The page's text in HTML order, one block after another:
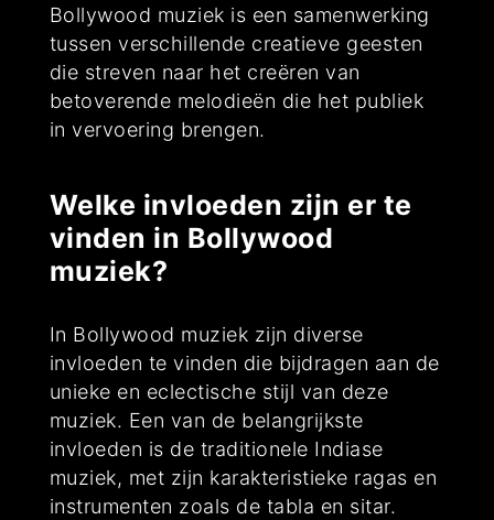
Bollywood muziek is een samenwerking
tussen verschillende creatieve geesten
die streven naar het creëren van
betoverende melodieën die het publiek
in vervoering brengen.
Welke invloeden zijn er te
vinden in Bollywood
muziek?
In Bollywood muziek zijn diverse
invloeden te vinden die bijdragen aan de
unieke en eclectische stijl van deze
muziek. Een van de belangrijkste
invloeden is de traditionele Indiase
muziek, met zijn karakteristieke ragas en
instrumenten zoals de tabla en sitar.